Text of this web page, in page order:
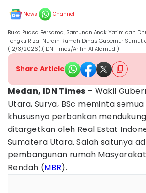
News Channel
Buka Puasa Bersama, Santunan Anak Yatim dan
Tengku Rizal Nurdin Rumah Dinas Gubernur Sumut
(12/3/2026).(IDN Times/Arifin Al Alamudi)
Share Article
Medan, IDN Times – Wakil
Utara, Surya, BSc meminta
khususnya perbankan
ditargetkan oleh Real Estat
Sumatera Utara. Salah satunya
pembangunan rumah
Rendah (MBR).